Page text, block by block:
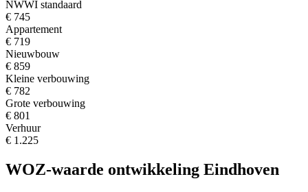
NWWI standaard
€ 745
Appartement
€ 719
Nieuwbouw
€ 859
Kleine verbouwing
€ 782
Grote verbouwing
€ 801
Verhuur
€ 1.225
WOZ-waarde ontwikkeling Eindhoven